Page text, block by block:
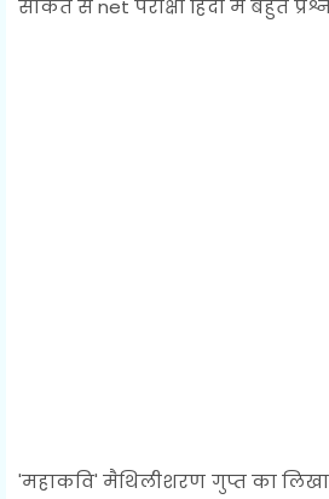
साकेत से net परीक्षा हिंदी में बहुत
'महाकवि' मैथिलीशरण गुप्त का